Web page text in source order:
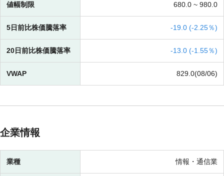
値幅制限 680.0 ~ 980.0
5日前比株価騰落率 -19.0 (-2.25％)
20日前比株価騰落率 -13.0 (-1.55％)
VWAP 829.0(08/06)
企業情報
業種 情報・通信業